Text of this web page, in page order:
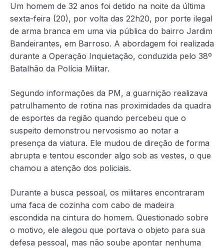
Um homem de 32 anos foi detido na noite da última
sexta-feira (20), por volta das 22h20, por porte ilegal
de arma branca em uma via pública do bairro Jardim
Bandeirantes, em Barroso. A abordagem foi realizada
durante a Operação Inquietação, conduzida pelo 38º
Batalhão da Polícia Militar.
Segundo informações da PM, a guarnição realizava
patrulhamento de rotina nas proximidades da quadra
de esportes da região quando percebeu que o
suspeito demonstrou nervosismo ao notar a
presença da viatura. Ele mudou de direção de forma
abrupta e tentou esconder algo sob as vestes, o que
chamou a atenção dos policiais.
Durante a busca pessoal, os militares encontraram
uma faca de cozinha com cabo de madeira
escondida na cintura do homem. Questionado sobre
o motivo, ele alegou que portava o objeto para sua
defesa pessoal, mas não soube apontar nenhuma